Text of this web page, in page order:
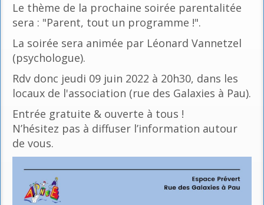
Le thème de la prochaine soirée parentalitée
sera : "Parent, tout un programme !".
La soirée sera animée par Léonard Vannetzel
(psychologue).
Rdv donc jeudi 09 juin 2022 à 20h30, dans les
locaux de l'association (rue des Galaxies à Pau).
Entrée gratuite & ouverte à tous !
N’hésitez pas à diffuser l’information autour
de vous.